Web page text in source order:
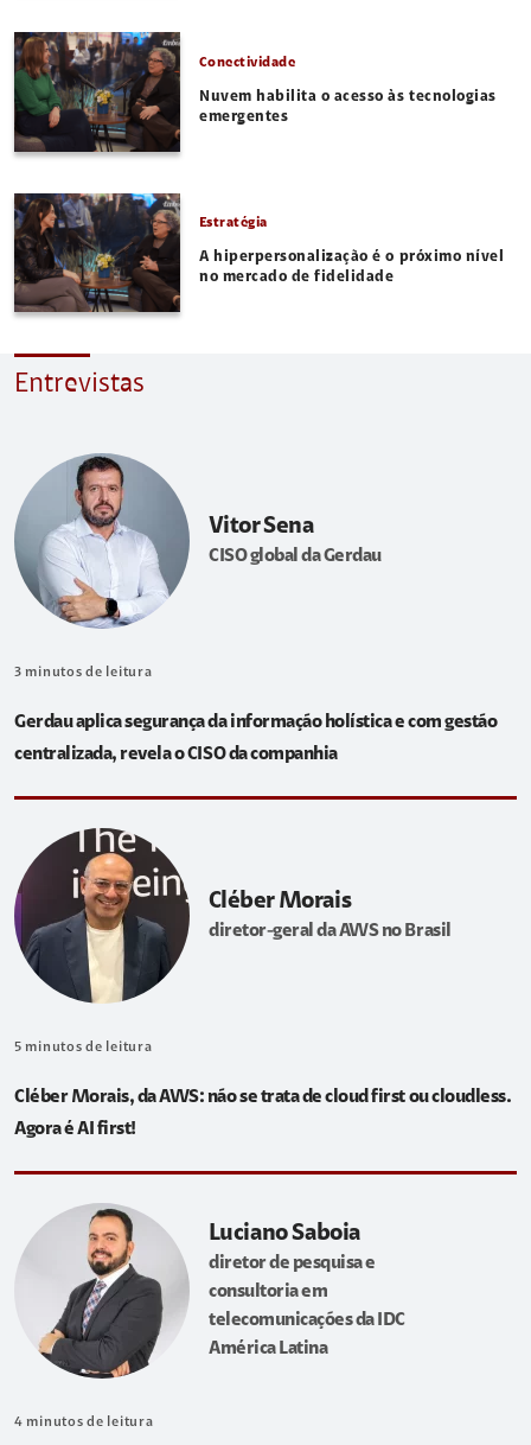
Conectividade
Nuvem habilita o acesso às tecnologias
emergentes
Estratégia
A hiperpersonalização é o próximo nível
no mercado de fidelidade
Entrevistas
Vitor Sena
CISO global da Gerdau
3 minutos de leitura
Gerdau aplica segurança da informação holística e com gestão
centralizada, revela o CISO da companhia
Cléber Morais
diretor-geral da AWS no Brasil
5 minutos de leitura
Cléber Morais, da AWS: não se trata de cloud first ou cloudless.
Agora é AI first!
Luciano Saboia
diretor de pesquisa e
consultoria em
telecomunicações da IDC
América Latina
4 minutos de leitura